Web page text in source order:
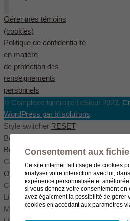
English(Anglais
Gérer mes témoins
(cookies)
Politique de confidentialité
en matière
de protection des
renseignements
personnels
© Complexe funéraire LeSieur 2023.
WordPress par bl.solutions.
Style switcher RESET
Body styles
Boxed
Wide Fullwide
Color scheme
Original Blue Green
Color settings
Link color
Menu color
Consentement aux
Ce site internet fait usage de cookies
analyser votre interaction avec lui,
expérience personnalisée et
si vous donnez votre consentement en
avez également la possibilité de gérer
cookies en accédant aux paramètres